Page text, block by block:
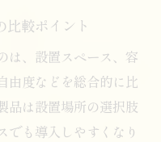
較ポイント
は、設置スペース、容
由度などを総合的に比
品は設置場所の選択肢
でも導入しやすくなり